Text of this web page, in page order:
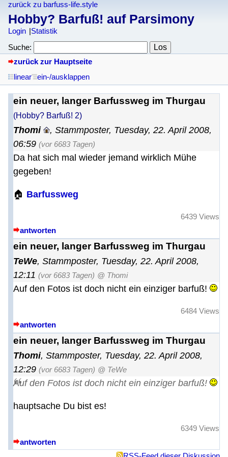
zurück zu barfuss-life.style
Hobby? Barfuß! auf Parsimony
Login
Statistik
Suche:
zurück zur Hauptseite
linear
ein-/ausklappen
ein neuer, langer Barfussweg im Thurgau
(Hobby? Barfuß! 2)
Thomi , Stammposter, Tuesday, 22. April 2008,
06:59 (vor 6683 Tagen)
Da hat sich mal wieder jemand wirklich Mühe
gegeben!
🏠 Barfussweg
antworten
6439 Views
ein neuer, langer Barfussweg im Thurgau
TeWe, Stammposter, Tuesday, 22. April 2008,
12:11 (vor 6683 Tagen) @ Thomi
Auf den Fotos ist doch nicht ein einziger barfuß!
antworten
6484 Views
ein neuer, langer Barfussweg im Thurgau
Thomi, Stammposter, Tuesday, 22. April 2008,
12:29 (vor 6683 Tagen) @ TeWe
Auf den Fotos ist doch nicht ein einziger barfuß!
hauptsache Du bist es!
antworten
6349 Views